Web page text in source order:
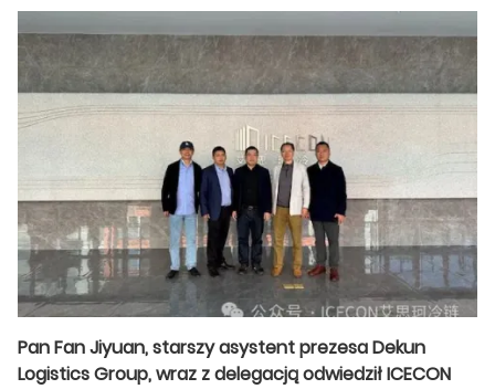
Pan Fan Jiyuan, starszy asystent prezesa Dekun
Logistics Group, wraz z delegacją odwiedził ICECON